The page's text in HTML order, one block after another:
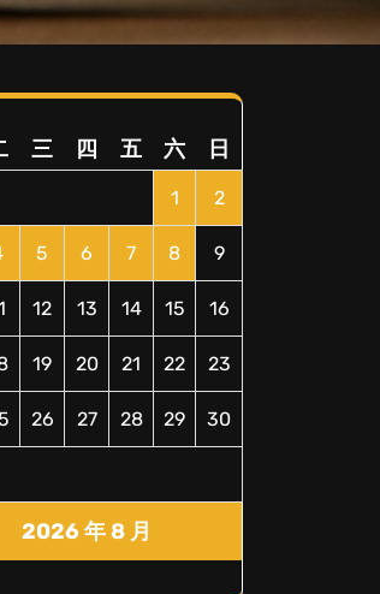
2026 年 8 月
三 四 五 六 日
1 2
5 6 7 8 9
12 13 14 15 16
19 20 21 22 23
26 27 28 29 30